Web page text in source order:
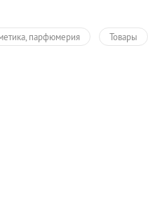
парфюмерия Товары